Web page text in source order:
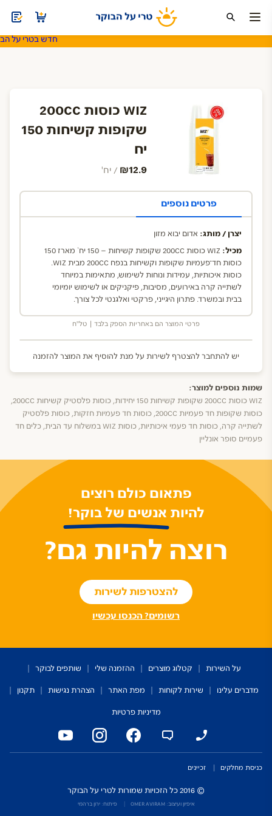
חדש בטרי על
חד פעמי משקאות ומוצרי חלב סויה ותחליפי חלב שתיה קלה
WIZ כוסות 200CC
שקופות קשיחות 150
יח
₪12.9 / יח'
פרטים נוספים
יצרן / מותג: אדום יבוא מזון
מכיל:
WIZ כוסות 200CC שקופות קשיחות – 150 יח` מארז 150
כוסות חד־פעמיות שקופות וקשיחות בנפח 200CC מבית WIZ.
כוסות איכותיות, עמידות ונוחות לשימוש, מתאימות במיוחד
לשתייה קרה באירועים, מסיבות, פיקניקים או לשימוש יומיומי
בבית ובמשרד. פתרון היגייני, פרקטי ואלגנטי לכל צורך.
פרטי המוצר הם באחריות הספק בלבד | טל"ח
יש להתחבר להצטרף לשירות על מנת להוסיף את המוצר להזמנה
שמות נוספים למוצר:
WIZ כוסות 200CC שקופות קשיחות 150 יחידות, כוסות פלסטיק קשיחות 200CC,
כוסות שקופות חד פעמיות 200CC, כוסות חד פעמיות חזקות, כוסות פלסטיק
לשתייה קרה, כוסות חד פעמי איכותיות, כוסות WIZ במשלוח עד הבית, כלים חד
פעמיים סופר אונליין
פתאום כולם רוצים
להיות אנשים של בוקר!
רוצה להיות גם?
להצטרפות לשירות
רשומים? הכנסו עכשיו
על השירות קטלוג מוצרים ההזמנה שלי
שותפים לבוקר
מדברים עלינו
שירות לקוחות מפת האתר הצהרת נגישות
תקנון
מדיניות פרטיות
כניסת מחלקים זכיינים
© 2016 כל הזכויות שמורות לטרי על הבוקר
איפיון ועיצוב: OMER AVIRAM פיתוח: ירון ברהמי